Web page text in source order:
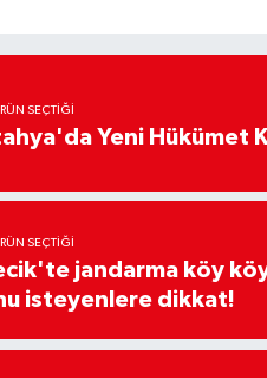
SEÇTIĞI
Yeni Hükümet
SEÇTIĞI
jandarma köy
isteyenlere dikkat!